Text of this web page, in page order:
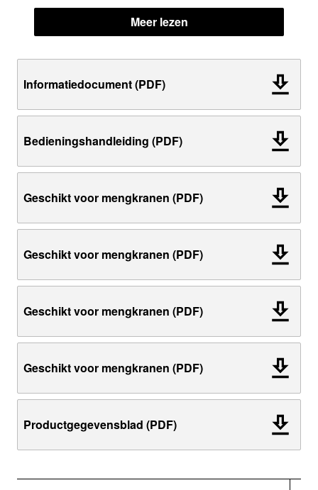
Meer lezen
Informatiedocument (PDF)
Bedieningshandleiding (PDF)
Geschikt voor mengkranen (PDF)
Geschikt voor mengkranen (PDF)
Geschikt voor mengkranen (PDF)
Geschikt voor mengkranen (PDF)
Productgegevensblad (PDF)